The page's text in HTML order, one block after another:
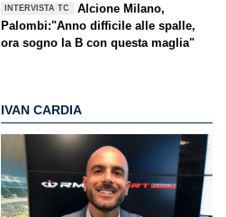
INTERVISTA TC
Alcione Milano,
Palombi:"Anno difficile alle spalle,
ora sogno la B con questa maglia"
IVAN CARDIA